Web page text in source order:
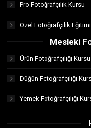
Pro Fotoğrafçılık Kursu
Özel Fotoğrafçılık Eğitimi
Mesleki
Ürün Fotoğrafçılığı Kursu
Düğün Fotoğrafçılığı
Yemek Fotoğrafçılığı